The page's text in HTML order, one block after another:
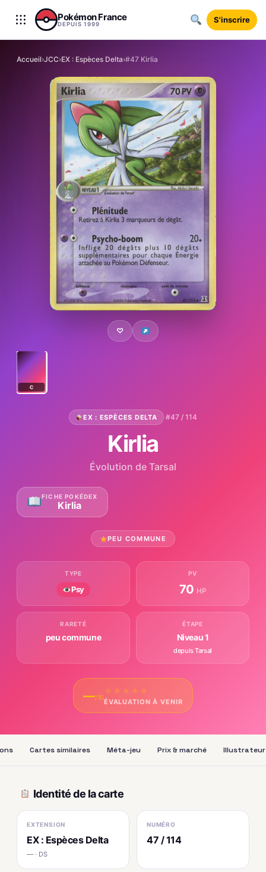
Aller au contenu
Pokémon France
DEPUIS 1999 S'inscrire
Accueil›JCC›EX : Espèces Delta›#47 Kirlia
♡
C
EX : ESPÈCES DELTA ·#47 / 114
Kirlia
Évolution de Tarsal
FICHE POKÉDEX
Kirlia
PEU COMMUNE
TYPE
Psy
PV
70 HP
RARETÉ
peu commune
ÉTAPE
Niveau 1
depuis Tarsal
—/10
★ ★ ★ ★ ★
ÉVALUATION À VENIR
Cartes similaires Méta-jeu Prix & marché Illustrateur
Identité de la carte
EXTENSION
EX : Espèces Delta
— · DS
NUMÉRO
47 / 114